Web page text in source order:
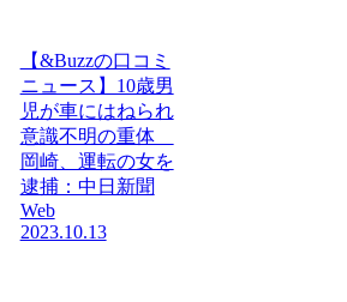
【&Buzzの口コミ
ニュース】10歳男
児が車にはねられ
意識不明の重体
岡崎、運転の女を
逮捕：中日新聞
Web
2023.10.13